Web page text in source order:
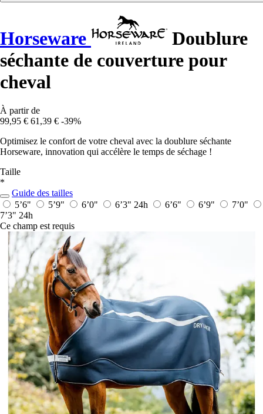
Horseware
Doublure
séchante de couverture pour
cheval
À partir de
99,95 € 61,39 € -39%
Optimisez le confort de votre cheval avec la doublure séchante
Horseware, innovation qui accélère le temps de séchage !
Taille
*
Guide des tailles
5’6"
5’9" 6’0" 6’3" 24h 6’6" 6’9"
7’0"
7’3" 24h
Ce champ est requis